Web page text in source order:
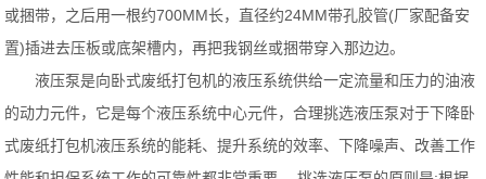
或捆带，之后用一根约700MM长，直径约24MM带孔胶管(厂家配备安
置)插进去压板或底架槽内，再把我钢丝或捆带穿入那边边。
液压泵是向卧式废纸打包机的液压系统供给一定流量和压力的油液
的动力元件，它是每个液压系统中心元件，合理挑选液压泵对于下降卧
式废纸打包机液压系统的能耗、提升系统的效率、下降噪声、改善工作